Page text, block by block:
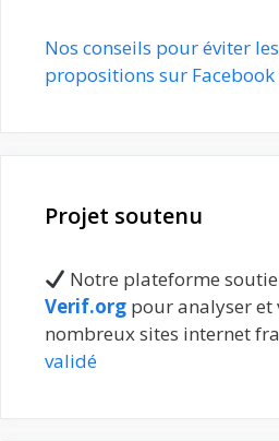
Nos conseils pour éviter
propositions sur Facebook
Projet soutenu
Notre plateforme
Verif.org pour analyser et
nombreux sites internet
validé